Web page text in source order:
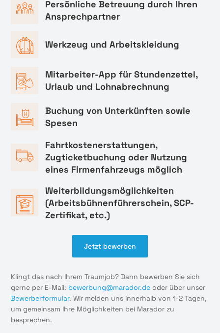
Persönliche Betreuung durch Ihren
Ansprechpartner
Werkzeug und Arbeitskleidung
Mitarbeiter-App für Stundenzettel,
Urlaub und Lohnabrechnung
Buchung von Unterkünften sowie
Spesen
Fahrtkostenerstattungen,
Zugticketbuchung oder Nutzung
eines Firmenfahrzeugs möglich
Weiterbildungsmöglichkeiten
(Arbeitsbühnenführerschein, SCP-
Zertifikat, etc.)
Jetzt bewerben
Klingt das nach Ihrem Traumjob? Dann bewerben Sie sich
gerne per E-Mail: bewerbung@marador.de oder über unser
Bewerberformular. Wir melden uns innerhalb von 1-2 Tagen,
um gemeinsam Ihre Möglichkeiten bei Marador zu
besprechen.